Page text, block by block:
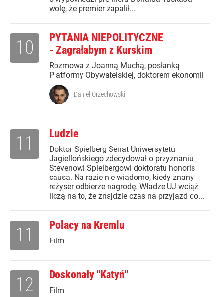
wolę, że premier zapalił...
PYTANIA NIEPOLITYCZNE
- Zagrałabym z Kurskim
Rozmowa z Joanną Muchą, posłanką
Platformy Obywatelskiej, doktorem ekonomii
10
Daniel Orzechowski
Ludzie
Doktor Spielberg Senat Uniwersytetu
Jagiellońskiego zdecydował o przyznaniu
Stevenowi Spielbergowi doktoratu honoris
causa. Na razie nie wiadomo, kiedy znany
reżyser odbierze nagrodę. Władze UJ wciąż
liczą na to, że znajdzie czas na przyjazd do...
11
Polacy na Kremlu
Film
11
Doskonały "Katyń"
Film
12